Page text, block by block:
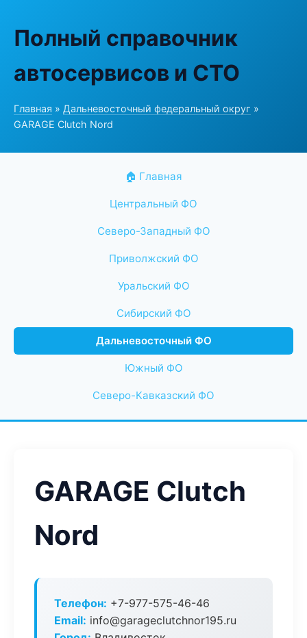
Полный справочник
автосервисов и СТО
Главная » Дальневосточный федеральный округ »
GARAGE Clutch Nord
🏠 Главная
Центральный ФО
Северо-Западный ФО
Приволжский ФО
Уральский ФО
Сибирский ФО
Дальневосточный ФО
Южный ФО
Северо-Кавказский ФО
GARAGE Clutch
Nord
Телефон: +7-977-575-46-46
Email: info@garageclutchnor195.ru